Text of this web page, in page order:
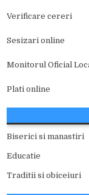
Verificare cereri
Sesizari online
Monitorul Oficial
Plati online
Biserici si manastiri
Educatie
Traditii si obiceiuri